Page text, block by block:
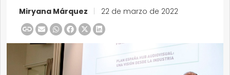
Miryana Márquez 22 de marzo de 2022